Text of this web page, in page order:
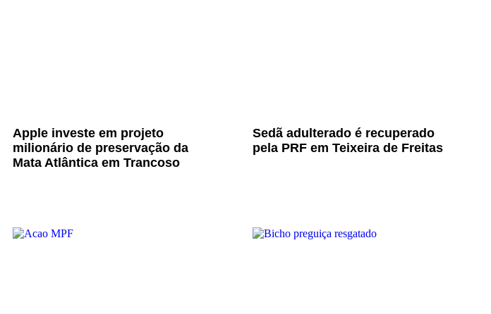
Apple investe em projeto
milionário de preservação da
Mata Atlântica em Trancoso
Sedã adulterado é recuperado
pela PRF em Teixeira de Freitas